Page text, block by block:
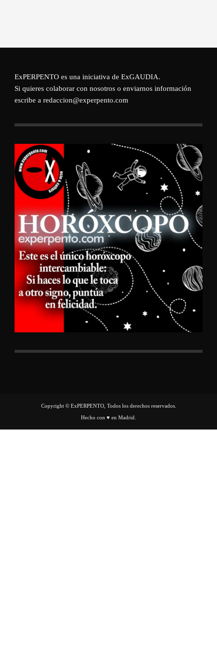
ExPERPENTO es una iniciativa de ExGAUDIA.
Si quieres colaborar con nosotros o enviarnos información
escribe a redaccion@experpento.com
Copyright © ExPERPENTO, Todos los derechos reservados.
Hecho con ♥ en Madrid.